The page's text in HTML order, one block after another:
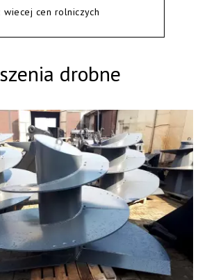
wiecej cen rolniczych
drobne